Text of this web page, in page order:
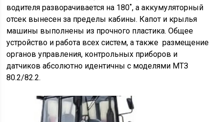
водителя разворачивается на 180˚, а аккумуляторный
отсек вынесен за пределы кабины. Капот и крылья
машины выполнены из прочного пластика. Общее
устройство и работа всех систем, а также размещение
органов управления, контрольных приборов и
датчиков абсолютно идентичны с моделями МТЗ
80.2/82.2.